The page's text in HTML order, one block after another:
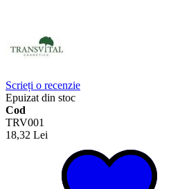
Scrieți o recenzie
Epuizat din stoc
Cod
TRV001
18,32 Lei